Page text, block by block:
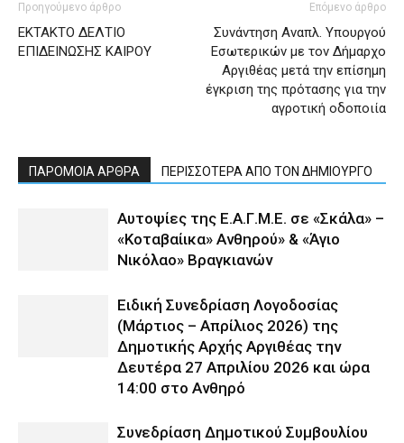
Προηγούμενο άρθρο
ΕΚΤΑΚΤΟ ΔΕΛΤΙΟ
ΕΠΙΔΕΙΝΩΣΗΣ ΚΑΙΡΟΥ
Επόμενο άρθρο
Συνάντηση Αναπλ. Υπουργού
Εσωτερικών με τον Δήμαρχο
Αργιθέας μετά την επίσημη
έγκριση της πρότασης για την
αγροτική οδοποιία
ΠΑΡΟΜΟΙΑ ΑΡΘΡΑ ΠΕΡΙΣΣΟΤΕΡΑ ΑΠΟ ΤΟΝ ΔΗΜΙΟΥΡΓΟ
Αυτοψίες της Ε.Α.Γ.Μ.Ε. σε «Σκάλα» –
«Κοταβαίικα» Ανθηρού» & «Άγιο
Νικόλαο» Βραγκιανών
Ειδική Συνεδρίαση Λογοδοσίας
(Μάρτιος – Απρίλιος 2026) της
Δημοτικής Αρχής Αργιθέας την
Δευτέρα 27 Απριλίου 2026 και ώρα
14:00 στο Ανθηρό
Συνεδρίαση Δημοτικού Συμβουλίου